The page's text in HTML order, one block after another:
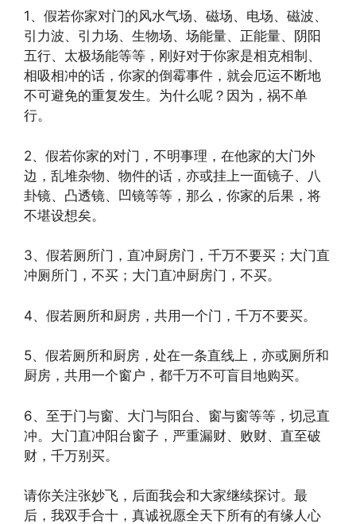
1、假若你家对门的风水气场、磁场、电场、磁波、
引力波、引力场、生物场、场能量、正能量、阴阳
五行、太极场能等等，刚好对于你家是相克相制、
相吸相冲的话，你家的倒霉事件，就会厄运不断地
不可避免的重复发生。为什么呢？因为，祸不单
行。
2、假若你家的对门，不明事理，在他家的大门外
边，乱堆杂物、物件的话，亦或挂上一面镜子、八
卦镜、凸透镜、凹镜等等，那么，你家的后果，将
不堪设想矣。
3、假若厕所门，直冲厨房门，千万不要买；大门直
冲厕所门，不买；大门直冲厨房门，不买。
4、假若厕所和厨房，共用一个门，千万不要买。
5、假若厕所和厨房，处在一条直线上，亦或厕所和
厨房，共用一个窗户，都千万不可盲目地购买。
6、至于门与窗、大门与阳台、窗与窗等等，切忌直
冲。大门直冲阳台窗子，严重漏财、败财、直至破
财，千万别买。
请你关注张妙飞，后面我会和大家继续探讨。最
后，我双手合十，真诚祝愿全天下所有的有缘人心